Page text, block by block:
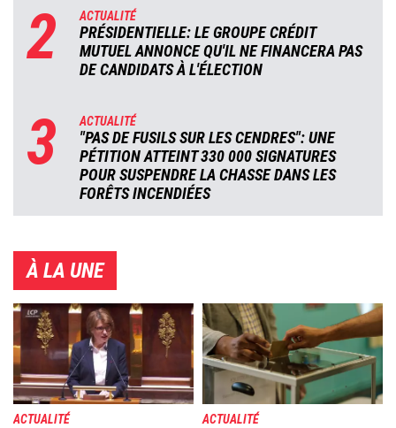
2 ACTUALITÉ
PRÉSIDENTIELLE: LE GROUPE CRÉDIT
MUTUEL ANNONCE QU'IL NE FINANCERA PAS
DE CANDIDATS À L'ÉLECTION
3 ACTUALITÉ
"PAS DE FUSILS SUR LES CENDRES": UNE
PÉTITION ATTEINT 330 000 SIGNATURES
POUR SUSPENDRE LA CHASSE DANS LES
FORÊTS INCENDIÉES
À LA UNE
Image
ACTUALITÉ
Image
ACTUALITÉ